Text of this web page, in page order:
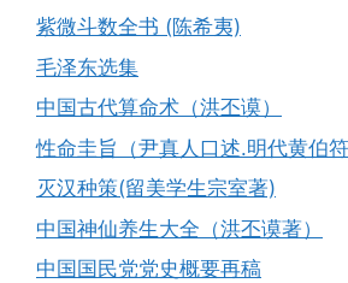
紫微斗数全书 (陈希夷)
毛泽东选集
中国古代算命术（洪丕谟）
性命圭旨（尹真人口述.明代黄伯符
灭汉种策(留美学生宗室著)
中国神仙养生大全（洪丕谟著）
中国国民党党史概要再稿